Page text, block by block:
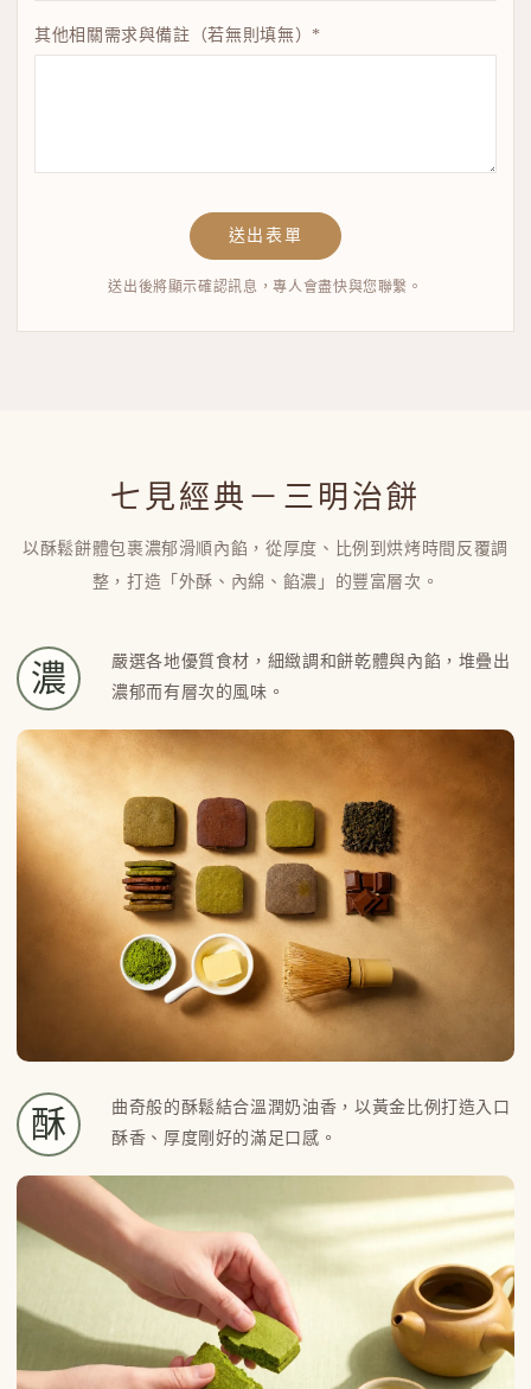
其他相關需求與備註（若無則填無）*
送出表單
送出後將顯示確認訊息，專人會盡快與您聯繫。
七見經典－三明治餅
以酥鬆餅體包裹濃郁滑順內餡，從厚度、比例到烘烤時間反覆調
整，打造「外酥、內綿、餡濃」的豐富層次。
濃
嚴選各地優質食材，細緻調和餅乾體與內餡，堆疊出
濃郁而有層次的風味。
酥
曲奇般的酥鬆結合溫潤奶油香，以黃金比例打造入口
酥香、厚度剛好的滿足口感。